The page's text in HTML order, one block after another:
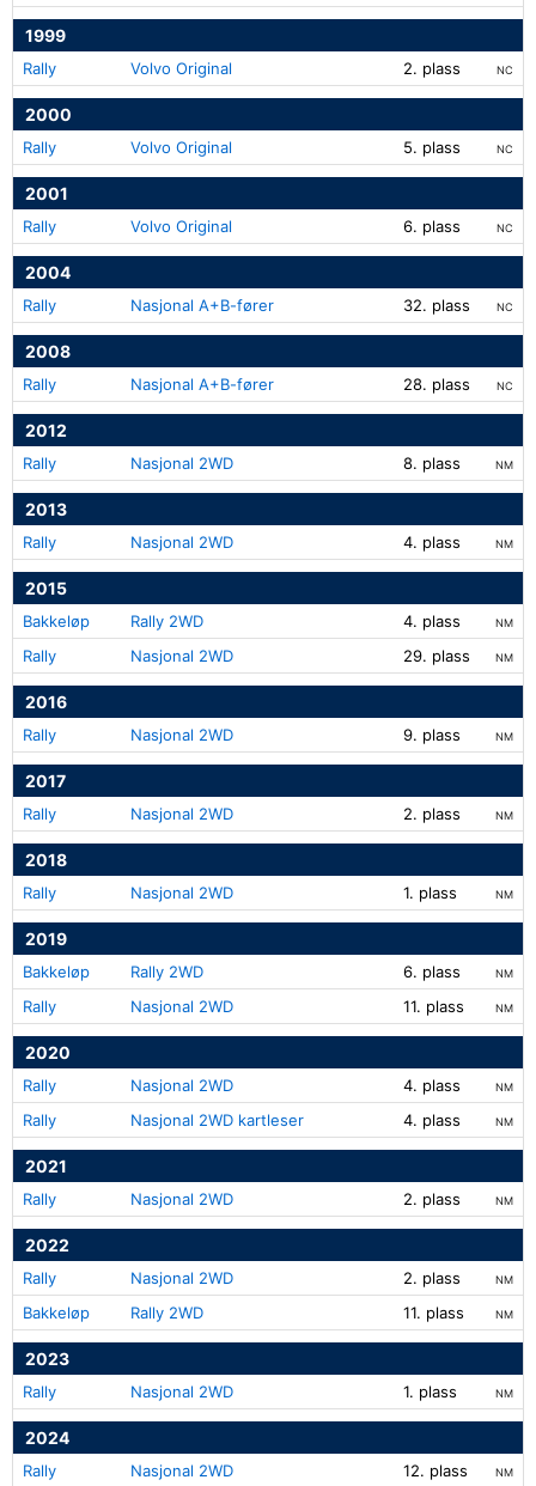
1999
Rally Volvo Original 2. plass NC
2000
Rally Volvo Original 5. plass NC
2001
Rally Volvo Original 6. plass NC
2004
Rally Nasjonal A+B-fører 32. plass NC
2008
Rally Nasjonal A+B-fører 28. plass NC
2012
Rally Nasjonal 2WD 8. plass NM
2013
Rally Nasjonal 2WD 4. plass NM
2015
Bakkeløp Rally 2WD 4. plass NM
Rally Nasjonal 2WD 29. plass NM
2016
Rally Nasjonal 2WD 9. plass NM
2017
Rally Nasjonal 2WD 2. plass NM
2018
Rally Nasjonal 2WD 1. plass NM
2019
Bakkeløp Rally 2WD 6. plass NM
Rally Nasjonal 2WD 11. plass NM
2020
Rally Nasjonal 2WD 4. plass NM
Rally Nasjonal 2WD kartleser 4. plass NM
2021
Rally Nasjonal 2WD 2. plass NM
2022
Rally Nasjonal 2WD 2. plass NM
Bakkeløp Rally 2WD 11. plass NM
2023
Rally Nasjonal 2WD 1. plass NM
2024
Rally Nasjonal 2WD 12. plass NM